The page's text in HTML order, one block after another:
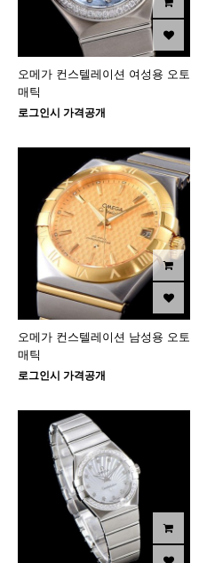
오메가 컨스텔레이션 여성용 오토
매틱
로그인시 가격공개
오메가 컨스텔레이션 남성용 오토
매틱
로그인시 가격공개